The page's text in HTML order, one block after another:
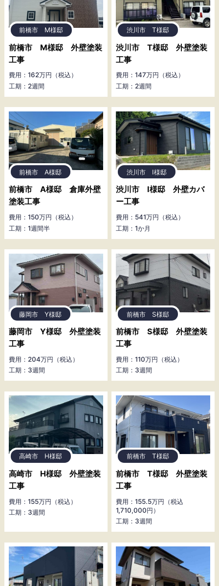
前橋市 M様邸
前橋市 M様邸 外壁塗装
工事
費用：162万円（税込）
工期：2週間
渋川市 T様邸
渋川市 T様邸 外壁塗装
工事
費用：147万円（税込）
工期：2週間
前橋市 A様邸
前橋市 A様邸 倉庫外壁
塗装工事
費用：150万円（税込）
工期：1週間半
渋川市 I様邸
渋川市 I様邸 外壁カバ
ー工事
費用：541万円（税込）
工期：1か月
藤岡市 Y様邸
藤岡市 Y様邸 外壁塗装
工事
費用：204万円（税込）
工期：3週間
前橋市 S様邸
前橋市 S様邸 外壁塗装
工事
費用：110万円（税込）
工期：3週間
高崎市 H様邸
高崎市 H様邸 外壁塗装
工事
費用：155万円（税込）
工期：3週間
前橋市 T様邸
前橋市 T様邸 外壁塗装
工事
費用：155.5万円（税込
1,710,000円）
工期：3週間